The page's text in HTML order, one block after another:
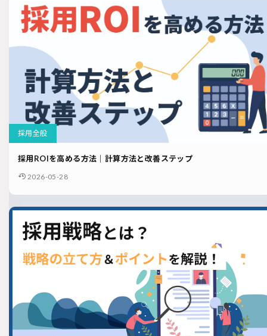
採用全般
採用ROIを高める方法｜計算方法と改善ステップ
2026-05-28